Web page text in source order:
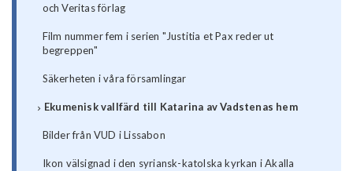
och Veritas förlag
Film nummer fem i serien "Justitia et Pax reder ut
begreppen"
Säkerheten i våra församlingar
Ekumenisk vallfärd till Katarina av Vadstenas hem
Bilder från VUD i Lissabon
Ikon välsignad i den syriansk-katolska kyrkan i Akalla